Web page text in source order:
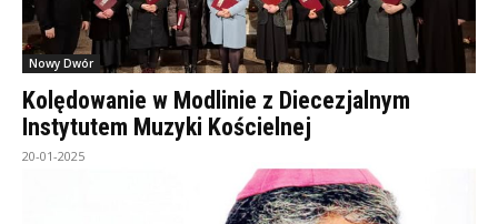
Nowy Dwór
Kolędowanie w Modlinie z Diecezjalnym
Instytutem Muzyki Kościelnej
20-01-2025